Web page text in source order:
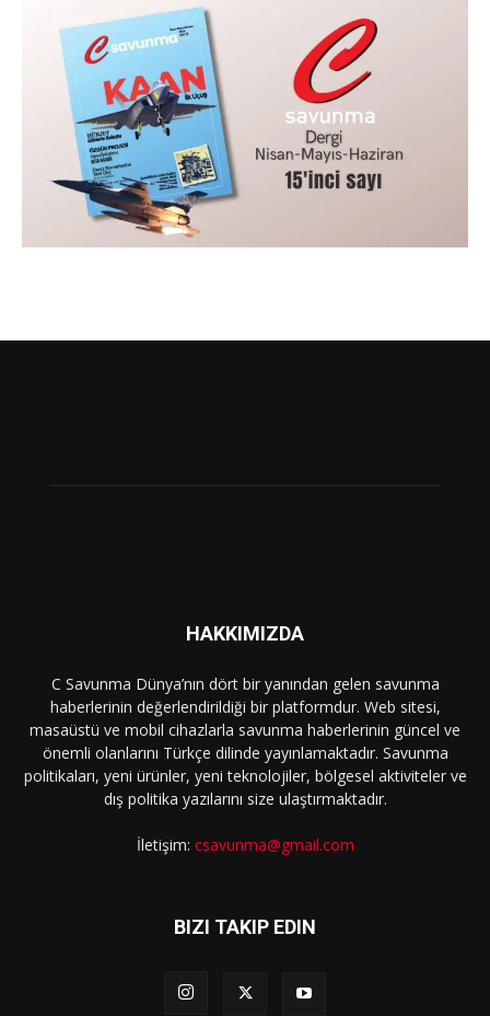
HAKKIMIZDA
C Savunma Dünya’nın dört bir yanından gelen savunma
haberlerinin değerlendirildiği bir platformdur. Web sitesi,
masaüstü ve mobil cihazlarla savunma haberlerinin güncel ve
önemli olanlarını Türkçe dilinde yayınlamaktadır. Savunma
politikaları, yeni ürünler, yeni teknolojiler, bölgesel aktiviteler ve
dış politika yazılarını size ulaştırmaktadır.
İletişim: csavunma@gmail.com
BIZI TAKIP EDIN